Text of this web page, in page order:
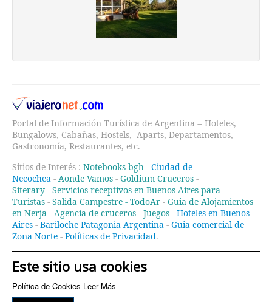
Portal de Información Turística de Argentina -- Hoteles,
Bungalows, Cabañas, Hostels, Aparts, Departamentos,
Gastronomía, Restaurantes, etc.
Sitios de Interés : Notebooks bgh - Ciudad de
Necochea - Aonde Vamos - Goldium Cruceros -
Siterary - Servicios receptivos en Buenos Aires para
Turistas - Salida Campestre - TodoAr - Guia de Alojamientos
en Nerja - Agencia de cruceros - Juegos - Hoteles en Buenos
Aires - Bariloche Patagonia Argentina - Guia comercial de
Zona Norte - Políticas de Privacidad.
Este sitio usa cookies
Política de Cookies Leer Más